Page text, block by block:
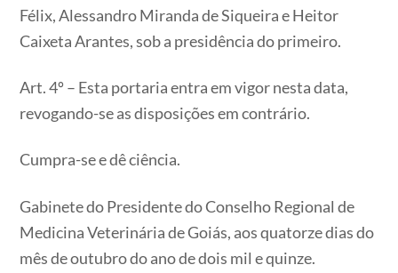
Félix, Alessandro Miranda de Siqueira e Heitor
Caixeta Arantes, sob a presidência do primeiro.
Art. 4º – Esta portaria entra em vigor nesta data,
revogando-se as disposições em contrário.
Cumpra-se e dê ciência.
Gabinete do Presidente do Conselho Regional de
Medicina Veterinária de Goiás, aos quatorze dias do
mês de outubro do ano de dois mil e quinze.